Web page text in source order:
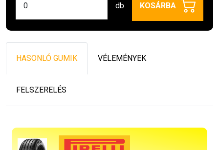
db KOSÁRBA
HASONLÓ GUMIK VÉLEMÉNYEK
FELSZERELÉS